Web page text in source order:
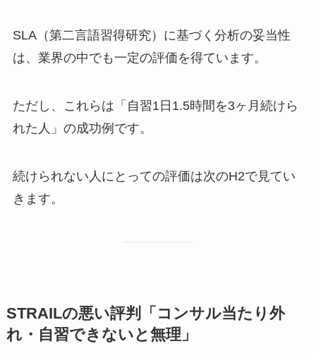
SLA（第二言語習得研究）に基づく分析の妥当性
は、業界の中でも一定の評価を得ています。
ただし、これらは「自習1日1.5時間を3ヶ月続けら
れた人」の成功例です。
続けられない人にとっての評価は次のH2で見てい
きます。
STRAILの悪い評判「コンサル当たり外
れ・自習できないと無理」